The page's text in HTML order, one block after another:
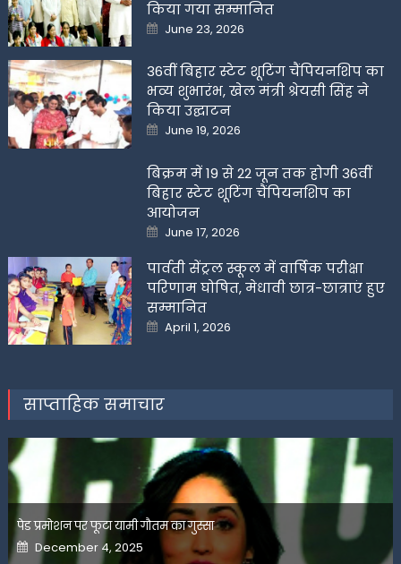
किया गया सम्मानित
Posted
on
June 23, 2026
36वीं बिहार स्टेट शूटिंग चैंपियनशिप का
भव्य शुभारंभ, खेल मंत्री श्रेयसी सिंह ने
किया उद्घाटन
Posted
on
June 19, 2026
बिक्रम में 19 से 22 जून तक होगी 36वीं
बिहार स्टेट शूटिंग चैंपियनशिप का
आयोजन
Posted
on
June 17, 2026
पार्वती सेंट्रल स्कूल में वार्षिक परीक्षा
परिणाम घोषित, मेधावी छात्र-छात्राएं हुए
सम्मानित
Posted
on
April 1, 2026
साप्ताहिक समाचार
पेड प्रमोशन पर फूटा यामी गौतम का गुस्सा
Posted
on
December 4, 2025